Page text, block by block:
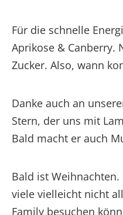
Für die schnelle
Aprikose & Canberry.
Zucker. Also, wann
Danke auch an
Stern, der uns mit
Bald macht er auch
Bald ist
viele vielleicht nicht
Family besuchen